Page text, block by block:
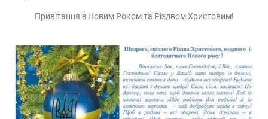
Привітання з Новим Роком та Різдвом Христовим!